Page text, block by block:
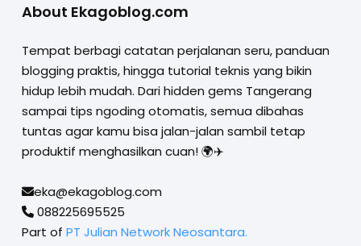
About Ekagoblog.com
Tempat berbagi catatan perjalanan seru, panduan
blogging praktis, hingga tutorial teknis yang bikin
hidup lebih mudah. Dari hidden gems Tangerang
sampai tips ngoding otomatis, semua dibahas
tuntas agar kamu bisa jalan-jalan sambil tetap
produktif menghasilkan cuan! 🌍✈️
eka@ekagoblog.com
088225695525
Part of PT Julian Network Neosantara.